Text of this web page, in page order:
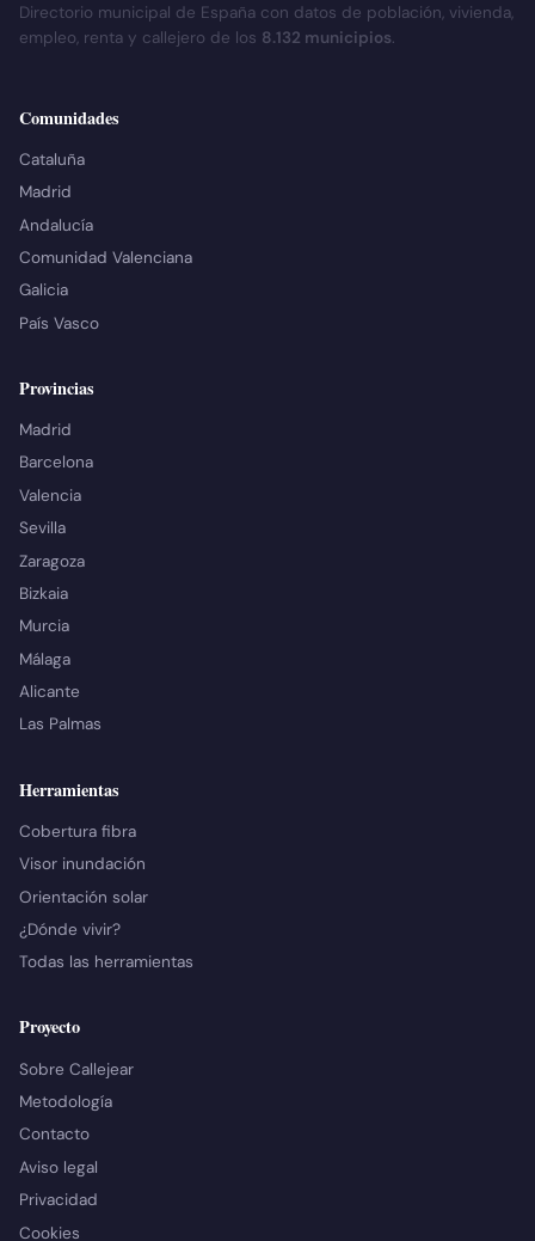
Directorio municipal de España con datos de población, vivienda,
empleo, renta y callejero de los 8.132 municipios.
Comunidades
Cataluña
Madrid
Andalucía
Comunidad Valenciana
Galicia
País Vasco
Provincias
Madrid
Barcelona
Valencia
Sevilla
Zaragoza
Bizkaia
Murcia
Málaga
Alicante
Las Palmas
Herramientas
Cobertura fibra
Visor inundación
Orientación solar
¿Dónde vivir?
Todas las herramientas
Proyecto
Sobre Callejear
Metodología
Contacto
Aviso legal
Privacidad
Cookies